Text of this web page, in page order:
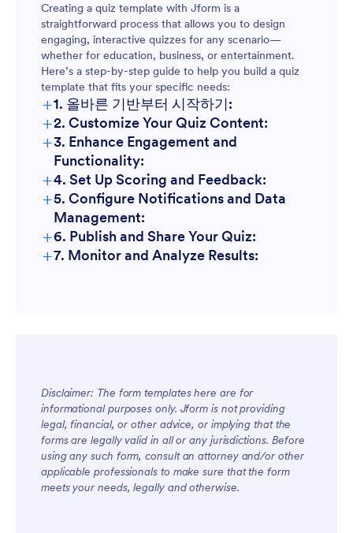
Personality or Marketing Quizzes:
Compliance or Onboarding Quizzes:
Event Quizzes:
Creating a quiz template with Jform is a
straightforward process that allows you to design
engaging, interactive quizzes for any scenario—
whether for education, business, or entertainment.
Here’s a step-by-step guide to help you build a quiz
template that fits your specific needs:
+1. 올바른 기반부터 시작하기:
+2. Customize Your Quiz Content:
+3. Enhance Engagement and
Functionality:
+4. Set Up Scoring and Feedback:
+5. Configure Notifications and Data
Management:
+6. Publish and Share Your Quiz:
+7. Monitor and Analyze Results:
Disclaimer: The form templates here are for
informational purposes only. Jform is not providing
legal, financial, or other advice, or implying that the
forms are legally valid in all or any jurisdictions. Before
using any such form, consult an attorney and/or other
applicable professionals to make sure that the form
meets your needs, legally and otherwise.